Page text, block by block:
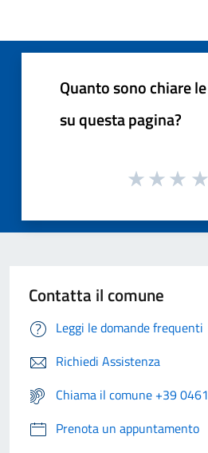
Quanto sono chiare
su questa pagina?
Contatta il comune
Leggi le domande frequenti
Richiedi Assistenza
Chiama il comune +39
Prenota un appuntamento